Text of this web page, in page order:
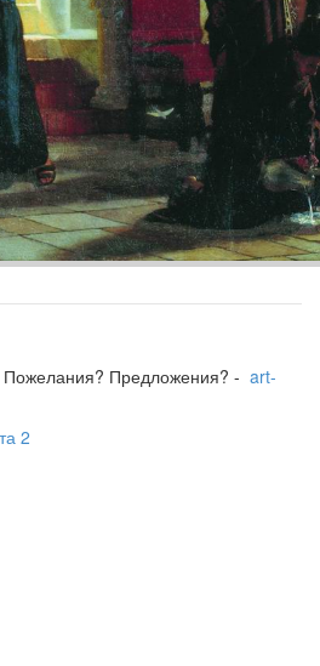
Предложения? - art-
2